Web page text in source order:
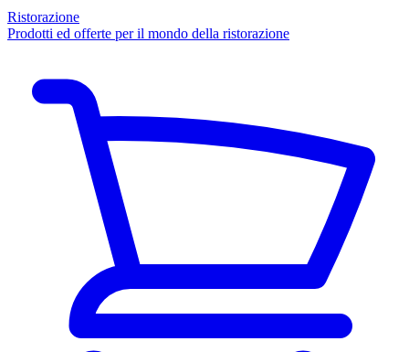
Ristorazione
Prodotti ed offerte per il mondo della ristorazione